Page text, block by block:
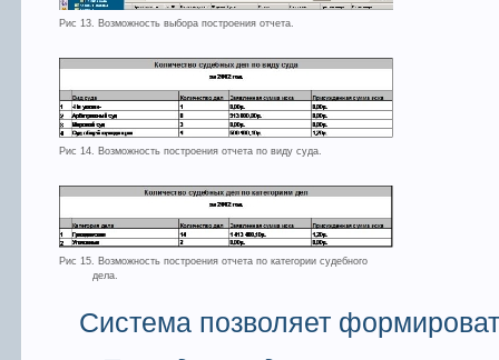
Рис 13. Возможность выбора построения отчета.
Рис 14. Возможность построения отчета по виду суда.
Рис 15. Возможность построения отчета по категории судебного
дела.
Система позволяет